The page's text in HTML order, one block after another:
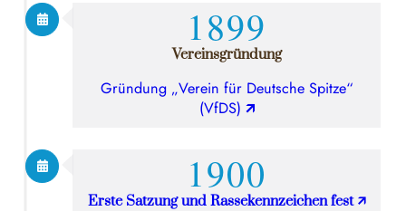
1899
Vereinsgründung
Gründung „Verein für Deutsche Spitze“
(VfDS) 🡭
1900
Erste Satzung und Rassekennzeichen fest 🡭